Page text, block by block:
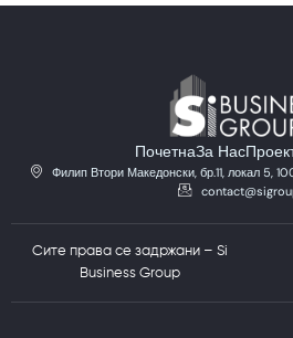
ПочетнаЗа Нас
Филип Втори Македонски, бр.11, локал 5,
Сите права се задржани – Si
Business Group